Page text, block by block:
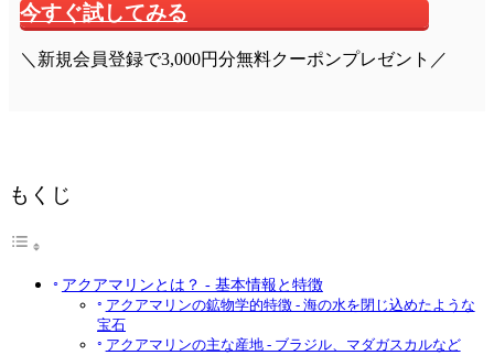
今すぐ試してみる
＼新規会員登録で3,000円分無料クーポンプレゼント／
もくじ
アクアマリンとは？ - 基本情報と特徴
アクアマリンの鉱物学的特徴 - 海の水を閉じ込めたような
宝石
アクアマリンの主な産地 - ブラジル、マダガスカルなど